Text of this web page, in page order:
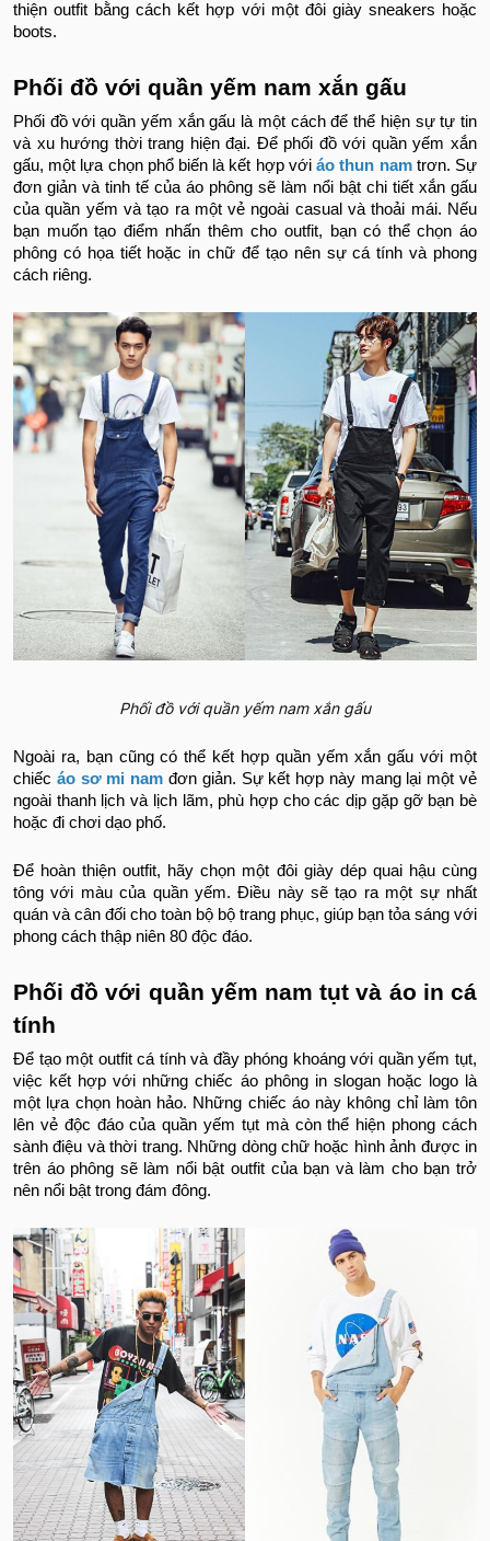
thiện outfit bằng cách kết hợp với một đôi giày sneakers hoặc
boots.
Phối đồ với quần yếm nam xắn gấu
Phối đồ với quần yếm xắn gấu là một cách để thể hiện sự tự tin
và xu hướng thời trang hiện đại. Để phối đồ với quần yếm xắn
gấu, một lựa chọn phổ biến là kết hợp vớiáo thun namtrơn. Sự
đơn giản và tinh tế của áo phông sẽ làm nổi bật chi tiết xắn gấu
của quần yếm và tạo ra một vẻ ngoài casual và thoải mái. Nếu
bạn muốn tạo điểm nhấn thêm cho outfit, bạn có thể chọn áo
phông có họa tiết hoặc in chữ để tạo nên sự cá tính và phong
cách riêng.
Phối đồ với quần yếm nam xắn gấu
Ngoài ra, bạn cũng có thể kết hợp quần yếm xắn gấu với một
chiếc áo sơ mi nam đơn giản. Sự kết hợp này mang lại một vẻ
ngoài thanh lịch và lịch lãm, phù hợp cho các dịp gặp gỡ bạn bè
hoặc đi chơi dạo phố.
Để hoàn thiện outfit, hãy chọn một đôi giày dép quai hậu cùng
tông với màu của quần yếm. Điều này sẽ tạo ra một sự nhất
quán và cân đối cho toàn bộ bộ trang phục, giúp bạn tỏa sáng với
phong cách thập niên 80 độc đáo.
Phối đồ với quần yếm nam tụt và áo in cá
tính
Để tạo một outfit cá tính và đầy phóng khoáng với quần yếm tụt,
việc kết hợp với những chiếc áo phông in slogan hoặc logo là
một lựa chọn hoàn hảo. Những chiếc áo này không chỉ làm tôn
lên vẻ độc đáo của quần yếm tụt mà còn thể hiện phong cách
sành điệu và thời trang. Những dòng chữ hoặc hình ảnh được in
trên áo phông sẽ làm nổi bật outfit của bạn và làm cho bạn trở
nên nổi bật trong đám đông.